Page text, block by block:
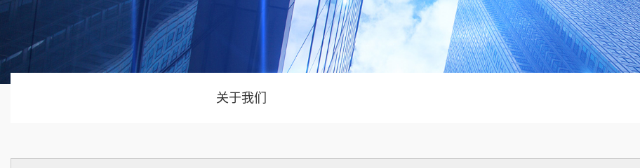
进，以不懈努力的拼搏精神攻克了一道道技术
了解更多
捷、安全生产及拼装，让未来房屋品质更高，更绿
色，更环保！
关注！
了解更多
关于我们